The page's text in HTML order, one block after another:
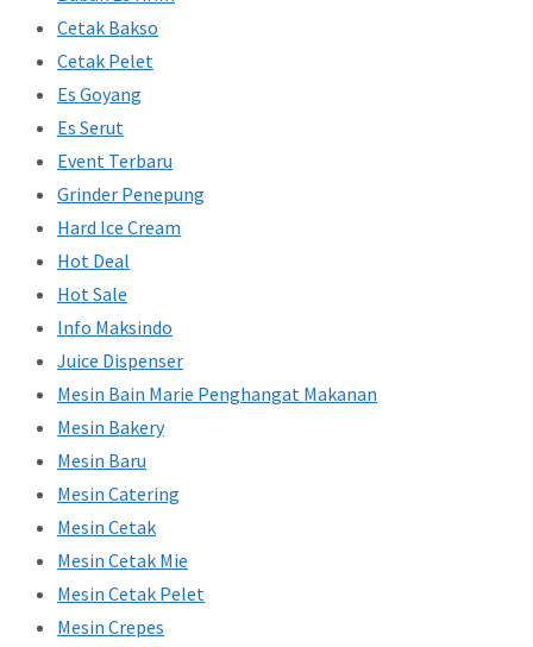
Cetak Bakso
Cetak Pelet
Es Goyang
Es Serut
Event Terbaru
Grinder Penepung
Hard Ice Cream
Hot Deal
Hot Sale
Info Maksindo
Juice Dispenser
Mesin Bain Marie Penghangat Makanan
Mesin Bakery
Mesin Baru
Mesin Catering
Mesin Cetak
Mesin Cetak Mie
Mesin Cetak Pelet
Mesin Crepes